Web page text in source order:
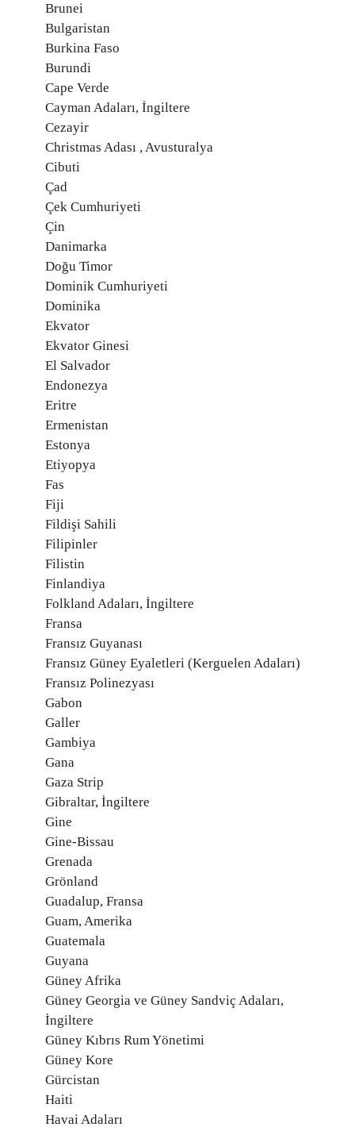
Brunei
Bulgaristan
Burkina Faso
Burundi
Cape Verde
Cayman Adaları, İngiltere
Cezayir
Christmas Adası , Avusturalya
Cibuti
Çad
Çek Cumhuriyeti
Çin
Danimarka
Doğu Timor
Dominik Cumhuriyeti
Dominika
Ekvator
Ekvator Ginesi
El Salvador
Endonezya
Eritre
Ermenistan
Estonya
Etiyopya
Fas
Fiji
Fildişi Sahili
Filipinler
Filistin
Finlandiya
Folkland Adaları, İngiltere
Fransa
Fransız Guyanası
Fransız Güney Eyaletleri (Kerguelen Adaları)
Fransız Polinezyası
Gabon
Galler
Gambiya
Gana
Gaza Strip
Gibraltar, İngiltere
Gine
Gine-Bissau
Grenada
Grönland
Guadalup, Fransa
Guam, Amerika
Guatemala
Guyana
Güney Afrika
Güney Georgia ve Güney Sandviç Adaları,
İngiltere
Güney Kıbrıs Rum Yönetimi
Güney Kore
Gürcistan
Haiti
Havai Adaları